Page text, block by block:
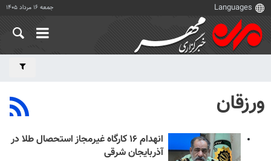
جمعه ۱۶ مرداد ۱۴۰۵
ورزقان
انهدام ۱۶ کارگاه غیرمجاز استحصال طلا در
آذربایجان شرقی